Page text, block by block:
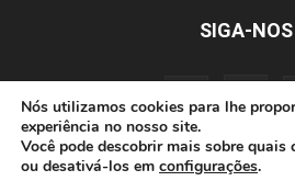
SIGA-NOS
Nós utilizamos cookies para lhe
experiência no nosso site.
Você pode descobrir mais sobre quais
ou desativá-los em configurações.